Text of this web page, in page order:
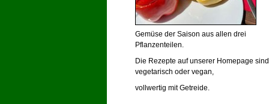
Gemüse der Saison aus allen drei
Pflanzenteilen.
Die Rezepte auf unserer Homepage sind
vegetarisch oder vegan,
vollwertig mit Getreide.